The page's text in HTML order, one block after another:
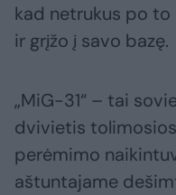
kad netrukus po to
ir grįžo į savo bazę.
„MiG-31“ – tai
dvivietis
perėmimo
aštuntajame